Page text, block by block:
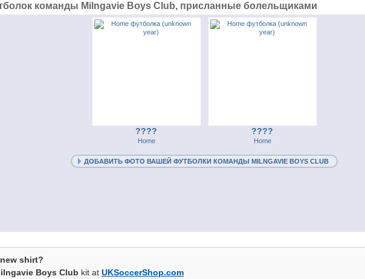
команды Milngavie Boys Club, присланные болельщиками
????
Home
????
Home
ДОБАВИТЬ ФОТО ВАШЕЙ ФУТБОЛКИ КОМАНДЫ MILNGAVIE BOYS CLUB
shirt?
Boys Club kit at UKSoccerShop.com